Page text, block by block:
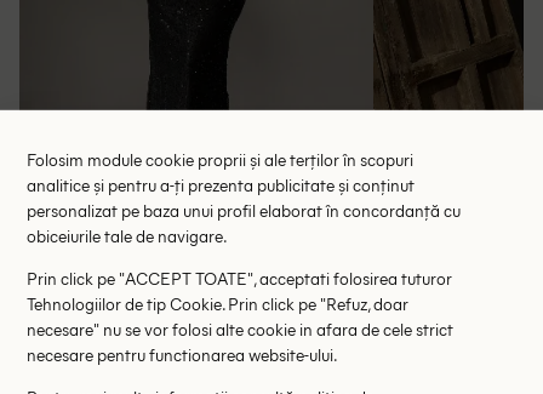
Rochie lunga Missguided, negru
124.50 lei
RRP: 249.00 lei
L
Folosim module cookie proprii și ale terților în scopuri
analitice și pentru a-ți prezenta publicitate și conținut
personalizat pe baza unui profil elaborat în concordanță cu
obiceiurile tale de navigare.
Prin click pe "ACCEPT TOATE", acceptati folosirea tuturor
Tehnologiilor de tip Cookie. Prin click pe "Refuz, doar
necesare" nu se vor folosi alte cookie in afara de cele strict
necesare pentru functionarea website-ului.